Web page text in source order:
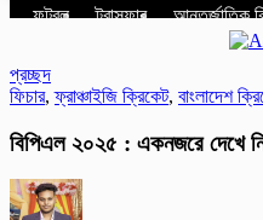
ফুটবল ট্রান্সফার আন্তর্জাতিক
প্রচ্ছদ
ফিচার,ফ্রাঞ্চাইজি ক্রিকেট, বাংলাদেশ
বিপিএল ২০২৫ : একনজরে দেখে